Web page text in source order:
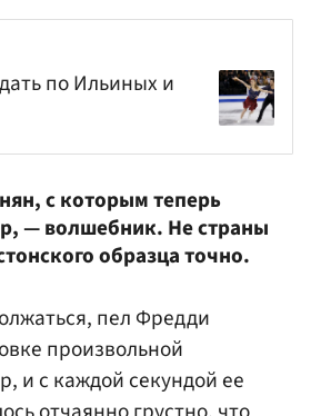
по Ильиных и
с которым теперь
— волшебник. Не страны
образца точно.
пел Фредди
произвольной
и с каждой секундой ее